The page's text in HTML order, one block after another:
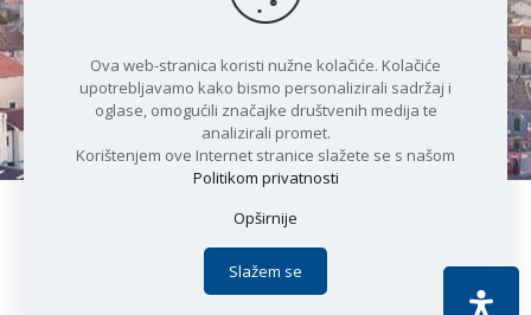
Čudesan spoj kristalnog mora i
prirode
Copyright © 2021 Općina Karlobag | Sva prava pridržana |
Politika privatnosti
Apoc IT
Ova web-stranica koristi nužne kolačiće. Kolačiće
upotrebljavamo kako bismo personalizirali sadržaj i
oglase, omogućili značajke društvenih medija te
analizirali promet.
Korištenjem ove Internet stranice slažete se s našom
Politikom privatnosti
Opširnije
Slažem se